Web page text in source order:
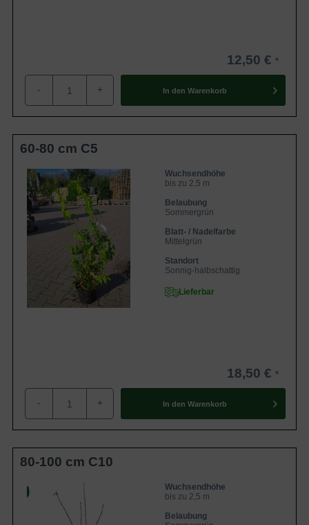
12,50 €
- + In den Warenkorb
60-80 cm C5
Wuchsendhöhe
bis zu 2,5 m
Belaubung
Sommergrün
Blatt- / Nadelfarbe
Mittelgrün
Standort
Sonnig-halbschattig
Lieferbar
18,50 €
- + In den Warenkorb
80-100 cm C10
Wuchsendhöhe
bis zu 2,5 m
Belaubung